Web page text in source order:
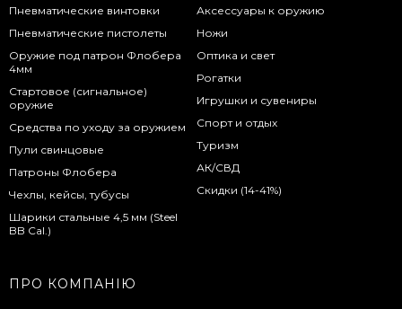
Пневматические винтовки
Пневматические пистолеты
Оружие под патрон Флобера
4мм
Стартовое (сигнальное)
оружие
Средства по уходу за оружием
Пули свинцовые
Патроны Флобера
Чехлы, кейсы, тубусы
Шарики стальные 4,5 мм (Steel
BB Cal.)
Аксессуары к оружию
Ножи
Оптика и свет
Рогатки
Игрушки и сувениры
Спорт и отдых
Туризм
АК/СВД
Скидки (14-41%)
ПРО КОМПАНІЮ